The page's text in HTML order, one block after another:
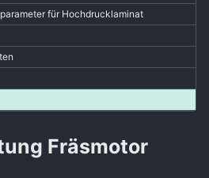
für Hochdrucklaminat
Fräsmotor